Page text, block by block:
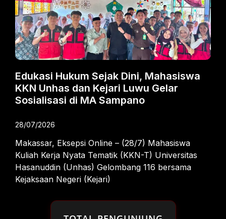
Edukasi Hukum Sejak Dini, Mahasiswa
KKN Unhas dan Kejari Luwu Gelar
Sosialisasi di MA Sampano
28/07/2026
Makassar, Eksepsi Online – (28/7) Mahasiswa
Kuliah Kerja Nyata Tematik (KKN-T) Universitas
Hasanuddin (Unhas) Gelombang 116 bersama
Kejaksaan Negeri (Kejari)